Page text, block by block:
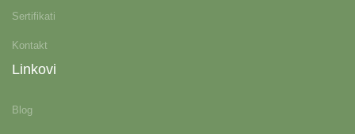
Sertifikati
Kontakt
Linkovi
Blog